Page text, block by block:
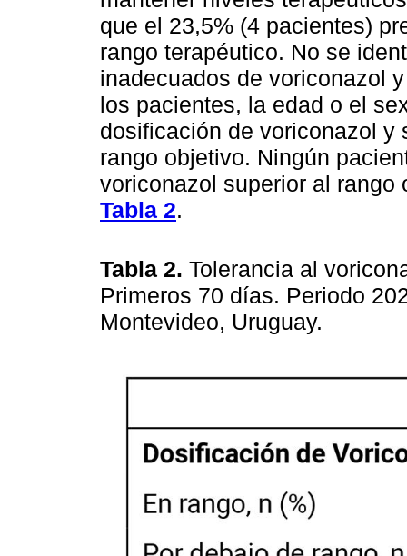
que el 23,5% (4 pacientes)
rango terapéutico. No se
inadecuados de voriconazol
los pacientes, la edad o el
dosificación de voriconazol y
rango objetivo. Ningún
voriconazol superior al rango
Tabla 2.
Tabla 2. Tolerancia al
Primeros 70 días. Periodo
Montevideo, Uruguay.